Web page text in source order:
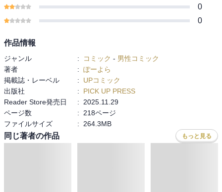
0
0
作品情報
ジャンル : コミック - 男性コミック
著者
: ぽーよら
掲載誌・レーベル
:
UPコミック
出版社
:
PICK UP PRESS
Reader Store発売日
:
2025.11.29
ページ数
:
218ページ
ファイルサイズ
: 264.3MB
同じ著者の作品 もっと見る